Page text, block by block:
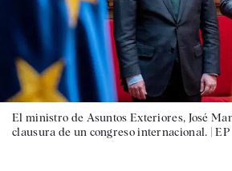
El ministro de Asuntos Exteriores, José
clausura de un congreso internacional. |EP